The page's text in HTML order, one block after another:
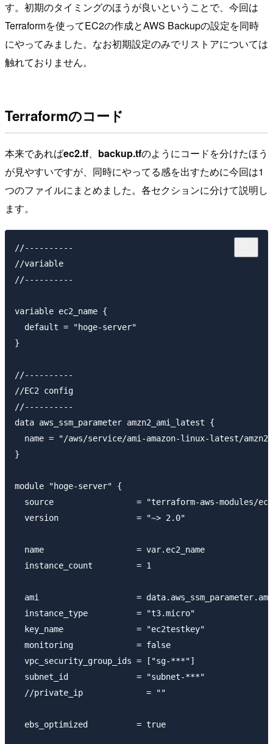
す。初期のタイミングのほうが良いということで、今回は
Terraformを使ってEC2の作成とAWS Backupの設定を同時
にやってみました。なお初期設定のみでリストアについては
触れておりません。
Terraformのコード
本来であればec2.tf、 backup.tfのようにコードを分けたほう
が見やすいですが、同時にやってる感を出すために今回は1
つのファイルにまとめました。各セクションに分けて説明し
ます。
//----------
//variable
//----------
variable ec2_name {
  default = "hoge-server"
}
//----------
//EC2 config
//----------
data aws_ssm_parameter amzn2_ami_latest {
name = "/aws/service/ami-amazon-linux-latest/
}
module "hoge-server" {
source                 = "terraform-aws-modules/
  version                = "~> 2.0"
  name                   = var.ec2_name
  instance_count         = 1
ami                    =
  instance_type          = "t3.micro"
  key_name               = "ec2testkey"
  monitoring             = false
  vpc_security_group_ids = ["sg-***"]
  subnet_id              = "subnet-***"
  //private_ip             = ""
  ebs_optimized          = true